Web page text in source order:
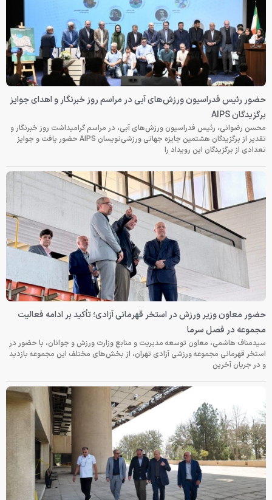
حضور رئیس فدراسیون ورزش‌های آبی در مراسم روز خبرنگار و اهدای جوایز
برگزیدگان AIPS
محسن رضوانی، رئیس فدراسیون ورزش‌های آبی، در مراسم گرامیداشت روز خبرنگار و
تقدیر از برگزیدگان هشتمین جایزه جهانی ورزشی‌نویسان AIPS حضور یافت و جوایز
تعدادی از برگزیدگان این رویداد را
حضور معاون وزیر ورزش در استخر قهرمانی آزادی؛ تأکید بر ادامه فعالیت
مجموعه در فصل سرما
سیدمناف هاشمی، معاون توسعه مدیریت و منابع وزارت ورزش و جوانان، با حضور در
استخر قهرمانی مجموعه ورزشی آزادی تهران، از بخش‌های مختلف این مجموعه بازدید
و در جریان آخرین